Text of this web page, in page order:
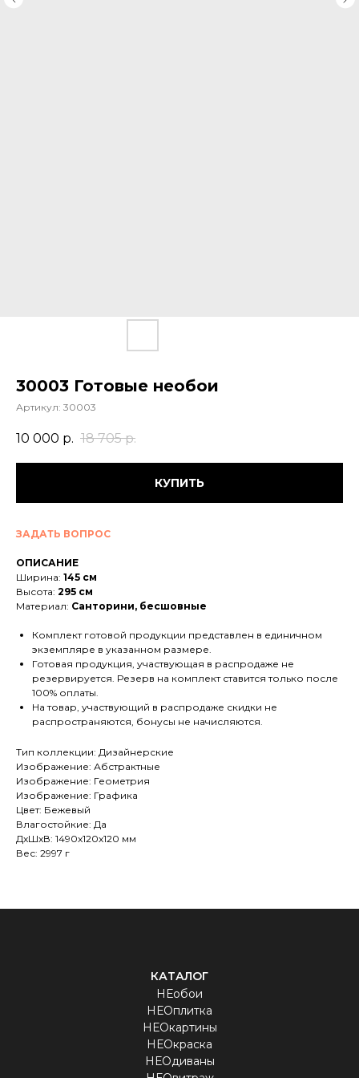
30003 Готовые необои
Артикул: 30003
10 000 р. 18 705 р.
КУПИТЬ
ЗАДАТЬ ВОПРОС
ОПИСАНИЕ
Ширина: 145 см
Высота: 295 см
Материал: Санторини, бесшовные
Комплект готовой продукции представлен в единичном
экземпляре в указанном размере.
Готовая продукция, участвующая в распродаже не
резервируется. Резерв на комплект ставится только после
100% оплаты.
На товар, участвующий в распродаже скидки не
распространяются, бонусы не начисляются.
Тип коллекции: Дизайнерские
Изображение: Абстрактные
Изображение: Геометрия
Изображение: Графика
Цвет: Бежевый
Влагостойкие: Да
ДxШxВ: 1490x120x120 мм
Вес: 2997 г
КАТАЛОГ
НЕобои
НЕОплитка
НЕОкартины
НЕОкраска
НЕОдиваны